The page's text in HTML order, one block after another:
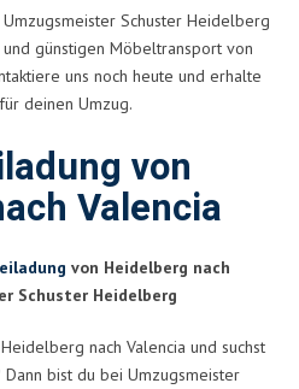
Schuster Heidelberg
günstigen Möbeltransport von
uns noch heute und erhalte
deinen Umzug.
von
Valencia
von Heidelberg nach
Schuster Heidelberg
nach Valencia und suchst
bist du bei Umzugsmeister